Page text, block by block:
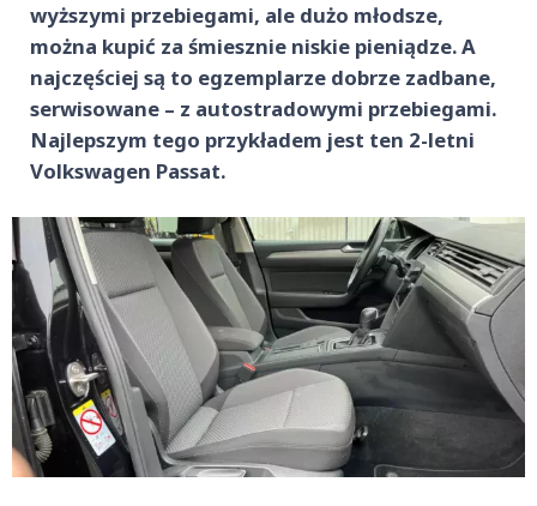
wyższymi przebiegami, ale dużo młodsze,
można kupić za śmiesznie niskie pieniądze. A
najczęściej są to egzemplarze dobrze zadbane,
serwisowane – z autostradowymi przebiegami.
Najlepszym tego przykładem jest ten 2-letni
Volkswagen Passat.